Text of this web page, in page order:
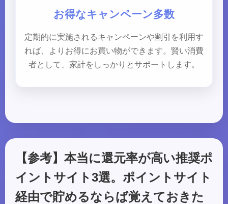
お得なキャンペーン多数
定期的に実施されるキャンペーンや割引を利用す
れば、よりお得にお買い物ができます。賢い消費
者として、家計をしっかりとサポートします。
【参考】本当に還元率が高い推奨ポ
イントサイト3選。ポイントサイト
経由で貯めるならば覚えておきた